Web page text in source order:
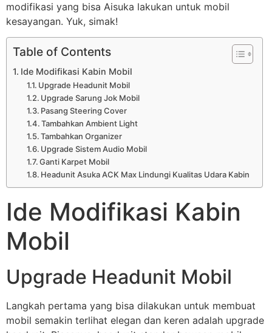
modifikasi yang bisa Aisuka lakukan untuk mobil
kesayangan. Yuk, simak!
Table of Contents
Ide Modifikasi Kabin Mobil
Upgrade Headunit Mobil
Upgrade Sarung Jok Mobil
Pasang Steering Cover
Tambahkan Ambient Light
Tambahkan Organizer
Upgrade Sistem Audio Mobil
Ganti Karpet Mobil
Headunit Asuka ACK Max Lindungi Kualitas Udara Kabin
Ide Modifikasi Kabin
Mobil
Upgrade Headunit Mobil
Langkah pertama yang bisa dilakukan untuk membuat
mobil semakin terlihat elegan dan keren adalah upgrade